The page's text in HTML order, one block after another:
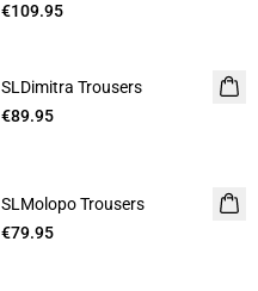
€109.95
SLDimitra Trousers
€89.95
SLMolopo Trousers
€79.95